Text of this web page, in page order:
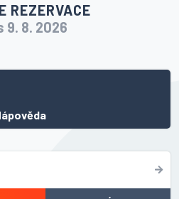
REZERVACE
9. 8. 2026